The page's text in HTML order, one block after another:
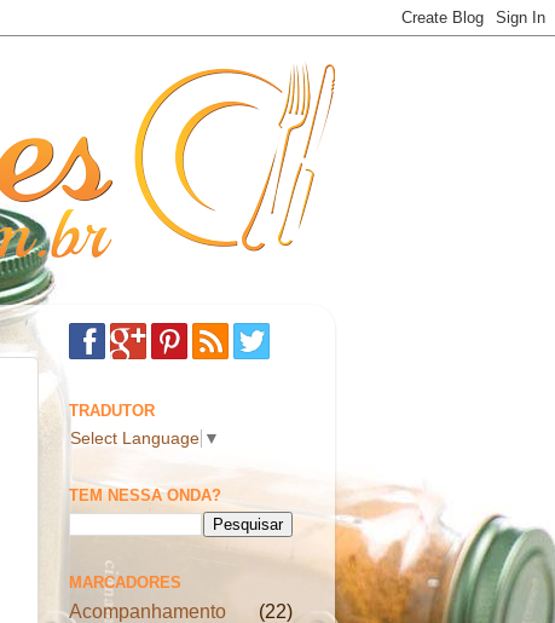
TRADUTOR
Select Language ▼
TEM NESSA ONDA?
MARCADORES
Acompanhamento (22)